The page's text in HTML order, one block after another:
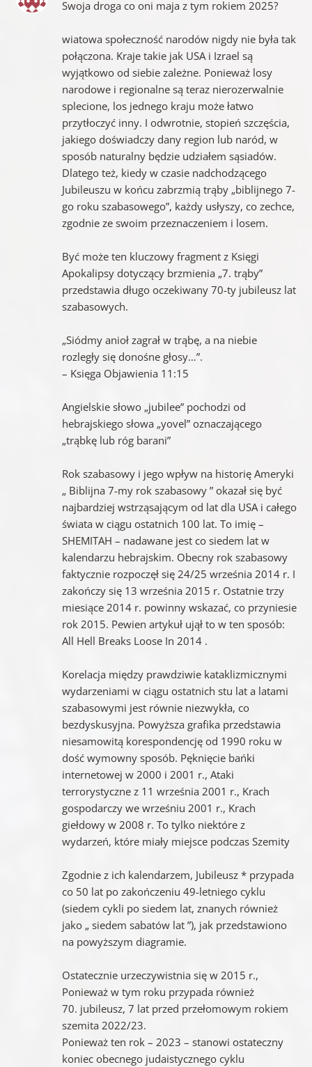
Swoja droga co oni maja z tym rokiem 2025?
wiatowa społeczność narodów nigdy nie była tak
połączona. Kraje takie jak USA i Izrael są
wyjątkowo od siebie zależne. Ponieważ losy
narodowe i regionalne są teraz nierozerwalnie
splecione, los jednego kraju może łatwo
przytłoczyć inny. I odwrotnie, stopień szczęścia,
jakiego doświadczy dany region lub naród, w
sposób naturalny będzie udziałem sąsiadów.
Dlatego też, kiedy w czasie nadchodzącego
Jubileuszu w końcu zabrzmią trąby „biblijnego 7-
go roku szabasowego”, każdy usłyszy, co zechce,
zgodnie ze swoim przeznaczeniem i losem.
Być może ten kluczowy fragment z Księgi
Apokalipsy dotyczący brzmienia „7. trąby”
przedstawia długo oczekiwany 70-ty jubileusz lat
szabasowych.
„Siódmy anioł zagrał w trąbę, a na niebie
rozległy się donośne głosy…”.
– Księga Objawienia 11:15
Angielskie słowo „jubilee” pochodzi od
hebrajskiego słowa „yovel” oznaczającego
„trąbkę lub róg barani”
Rok szabasowy i jego wpływ na historię Ameryki
„ Biblijna 7-my rok szabasowy ” okazał się być
najbardziej wstrząsającym od lat dla USA i całego
świata w ciągu ostatnich 100 lat. To imię –
SHEMITAH – nadawane jest co siedem lat w
kalendarzu hebrajskim. Obecny rok szabasowy
faktycznie rozpoczęł się 24/25 września 2014 r. I
zakończy się 13 września 2015 r. Ostatnie trzy
miesiące 2014 r. powinny wskazać, co przyniesie
rok 2015. Pewien artykuł ujął to w ten sposób:
All Hell Breaks Loose In 2014 .
Korelacja między prawdziwie kataklizmicznymi
wydarzeniami w ciągu ostatnich stu lat a latami
szabasowymi jest równie niezwykła, co
bezdyskusyjna. Powyższa grafika przedstawia
niesamowitą korespondencję od 1990 roku w
dość wymowny sposób. Pęknięcie bańki
internetowej w 2000 i 2001 r., Ataki
terrorystyczne z 11 września 2001 r., Krach
gospodarczy we wrześniu 2001 r., Krach
giełdowy w 2008 r. To tylko niektóre z
wydarzeń, które miały miejsce podczas Szemity
Zgodnie z ich kalendarzem, Jubileusz * przypada
co 50 lat po zakończeniu 49-letniego cyklu
(siedem cykli po siedem lat, znanych również
jako „ siedem sabatów lat ”), jak przedstawiono
na powyższym diagramie.
Ostatecznie urzeczywistnia się w 2015 r.,
Ponieważ w tym roku przypada również
70. jubileusz, 7 lat przed przełomowym rokiem
szemita 2022/23.
Ponieważ ten rok – 2023 – stanowi ostateczny
koniec obecnego judaistycznego cyklu